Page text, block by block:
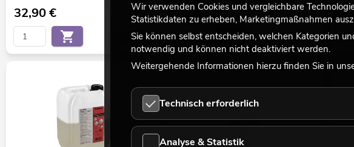
32,90€
No. 51706350
11,90€
No. 51707708
Wir verwenden Cookies und vergleichbare
Statistikdaten zu erheben, Marketingmaßnahmen
Sie können selbst entscheiden, welchen Kategorien
notwendig und können nicht deaktiviert werden.
Weitergehende Informationen hierzu finden Sie in
Technisch erforderlich
Analyse & Statistik